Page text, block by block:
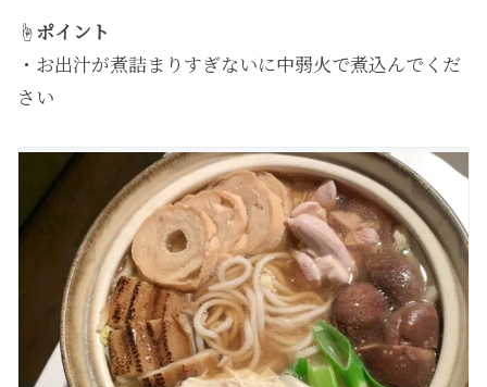
☝️ ポイント
・お出汁が煮詰まりすぎないに中弱火で煮込んでくだ
さい